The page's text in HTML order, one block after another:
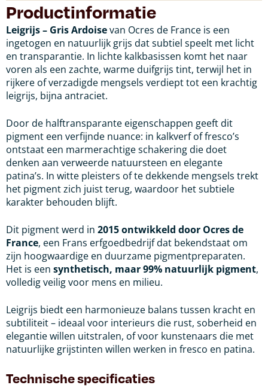
Productinformatie
Leigrijs – Gris Ardoisevan Ocres de France is een
ingetogen en natuurlijk grijs dat subtiel speelt met licht
en transparantie. In lichte kalkbasissen komt het naar
voren als een zachte, warme duifgrijs tint, terwijl het in
rijkere of verzadigde mengsels verdiept tot een krachtig
leigrijs, bijna antraciet.
Door de halftransparante eigenschappen geeft dit
pigment een verfijnde nuance: in kalkverf of fresco’s
ontstaat een marmerachtige schakering die doet
denken aan verweerde natuursteen en elegante
patina’s. In witte pleisters of te dekkende mengsels trekt
het pigment zich juist terug, waardoor het subtiele
karakter behouden blijft.
Dit pigment werd in 2015 ontwikkeld door Ocres de
France, een Frans erfgoedbedrijf dat bekendstaat om
zijn hoogwaardige en duurzame pigmentpreparaten.
Het is een synthetisch, maar 99% natuurlijk pigment,
volledig veilig voor mens en milieu.
Leigrijs biedt een harmonieuze balans tussen kracht en
subtiliteit – ideaal voor interieurs die rust, soberheid en
elegantie willen uitstralen, of voor kunstenaars die met
natuurlijke grijstinten willen werken in fresco en patina.
Technische specificaties